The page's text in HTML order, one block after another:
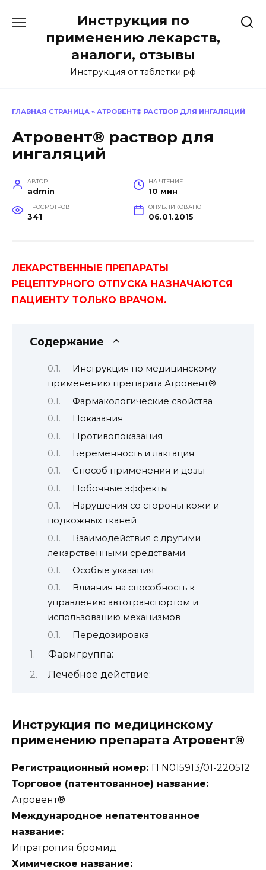
содержанию
Инструкция по
применению лекарств,
аналоги, отзывы
Инструкция от таблетки.рф
ГЛАВНАЯ СТРАНИЦА » АТРОВЕНТ® РАСТВОР ДЛЯ ИНГАЛЯЦИЙ
Атровент® раствор для
ингаляций
АВТОР
admin
НА ЧТЕНИЕ
10 мин
ПРОСМОТРОВ
341
ОПУБЛИКОВАНО
06.01.2015
ЛЕКАРСТВЕННЫЕ ПРЕПАРАТЫ
РЕЦЕПТУРНОГО ОТПУСКА НАЗНАЧАЮТСЯ
ПАЦИЕНТУ ТОЛЬКО ВРАЧОМ.
Содержание
Инструкция по медицинскому
применению препарата Атровент®
Фармакологические свойства
Показания
Противопоказания
Беременность и лактация
Способ применения и дозы
Побочные эффекты
Нарушения со стороны кожи и
подкожных тканей
Взаимодействия с другими
лекарственными средствами
Особые указания
Влияния на способность к
управлению автотранспортом и
использованию механизмов
Передозировка
Фармгруппа:
Лечебное действие:
Инструкция по медицинскому
применению препарата Атровент®
Регистрационный номер: П N015913/01-220512
Торговое (патентованное) название:
Атровент®
Международное непатентованное
название:
Ипратропия бромид
Химическое название: